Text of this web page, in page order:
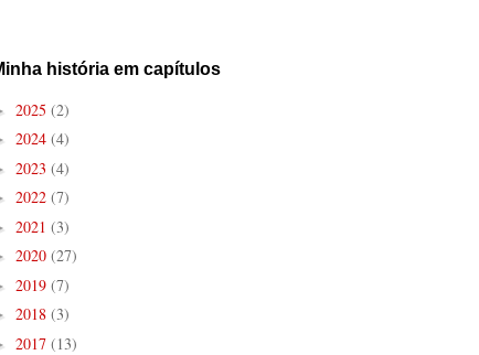
história em capítulos
2025 (2)
2024 (4)
2023 (4)
2022 (7)
2021 (3)
2020 (27)
2019 (7)
2018 (3)
2017 (13)